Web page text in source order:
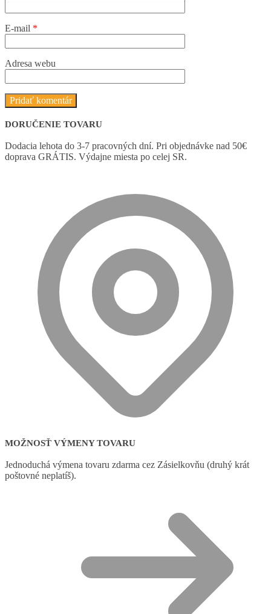
E-mail *
Adresa webu
DORUČENIE TOVARU
Dodacia lehota do 3-7 pracovných dní. Pri objednávke nad 50€
doprava GRÁTIS. Výdajne miesta po celej SR.
MOŽNOSŤ VÝMENY TOVARU
Jednoduchá výmena tovaru zdarma cez Zásielkovňu (druhý krát
poštovné neplatíš).